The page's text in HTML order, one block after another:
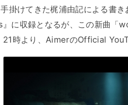
掛けてきた梶浦由記による書
に収録となるが、この新曲「
21時より、AimerのOfficial